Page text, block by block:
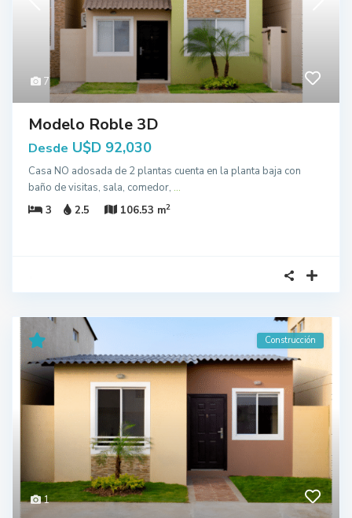
7
Modelo Roble 3D
Desde U$D 92,030
Casa NO adosada de 2 plantas cuenta en la planta baja con
baño de visitas, sala, comedor, ...
3
2.5 106.53 m2
1
Construcción